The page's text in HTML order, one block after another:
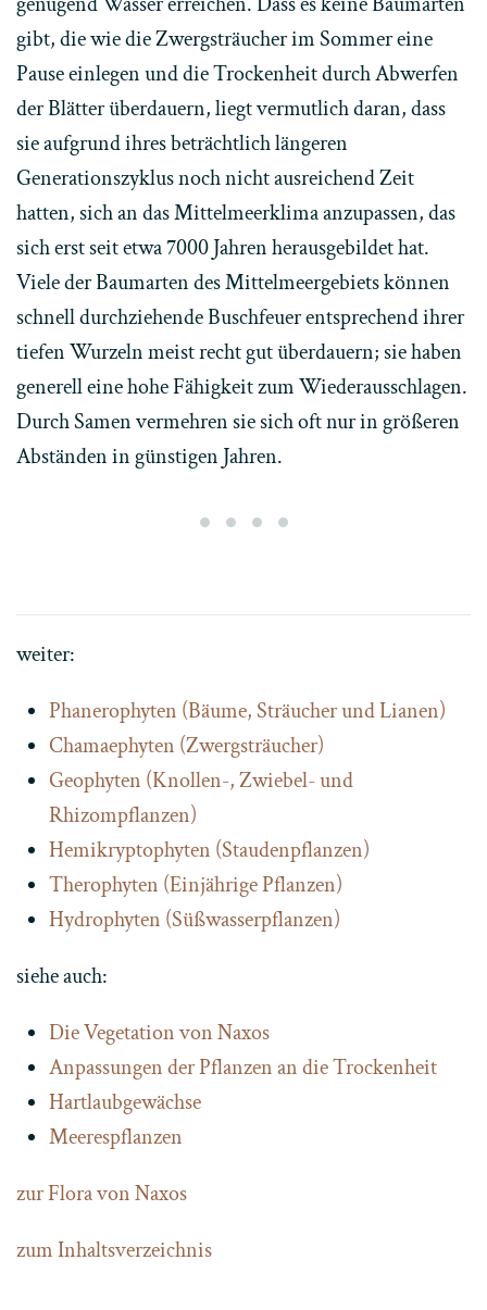
gibt, die wie die Zwergsträucher im Sommer eine
Pause einlegen und die Trockenheit durch Abwerfen
der Blätter überdauern, liegt vermutlich daran, dass
sie aufgrund ihres beträchtlich längeren
Generationszyklus noch nicht ausreichend Zeit
hatten, sich an das Mittelmeerklima anzupassen, das
sich erst seit etwa 7000 Jahren herausgebildet hat.
Viele der Baumarten des Mittelmeergebiets können
schnell durchziehende Buschfeuer entsprechend ihrer
tiefen Wurzeln meist recht gut überdauern; sie haben
generell eine hohe Fähigkeit zum Wiederausschlagen.
Durch Samen vermehren sie sich oft nur in größeren
Abständen in günstigen Jahren.
An den Flüssen wachsen
Flaumeichenwald an einem
In trockenen Lagen
weiter:
Phanerophyten (Bäume, Sträucher und Lianen)
Chamaephyten (Zwergsträucher)
Geophyten (Knollen-, Zwiebel- und
Rhizompflanzen)
Hemikryptophyten (Staudenpflanzen)
Therophyten (Einjährige Pflanzen)
Hydrophyten (Süßwasserpflanzen)
siehe auch:
Die Vegetation von Naxos
Anpassungen der Pflanzen an die Trockenheit
Hartlaubgewächse
Meerespflanzen
zur Flora von Naxos
zum Inhaltsverzeichnis